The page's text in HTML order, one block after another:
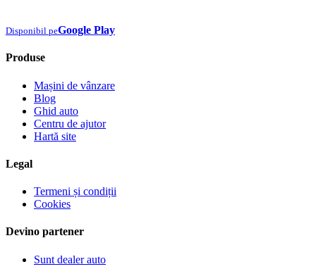
Disponibil peGoogle Play
Produse
Mașini de vânzare
Blog
Ghid auto
Centru de ajutor
Hartă site
Legal
Termeni și condiții
Cookies
Devino partener
Sunt dealer auto